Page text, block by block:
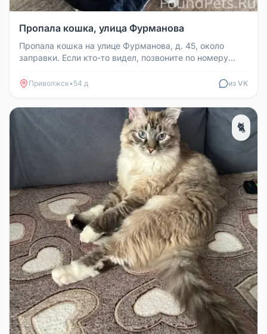
Пропала кошка, улица Фурманова
Пропала кошка на улице Фурманова, д. 45, около
заправки. Если кто-то видел, позвоните по номеру
Приволжск• 54 д из VK
🐈